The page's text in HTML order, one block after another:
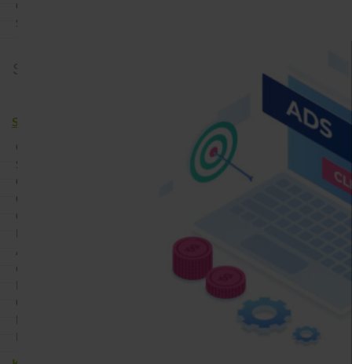
Online Marketing Beratung
So sparen Sie 50%
Seminare (online & offline)
Online Marketing Seminar
SEO Seminar
Google Ads (AdWords) Seminar
Google Analytics 4 (GA4) Seminar
Google Tag Manager Seminar
Matomo (ehemals Piwik) Seminar
Amazon Seminar
eBay Seminar
ChatGPT Seminar